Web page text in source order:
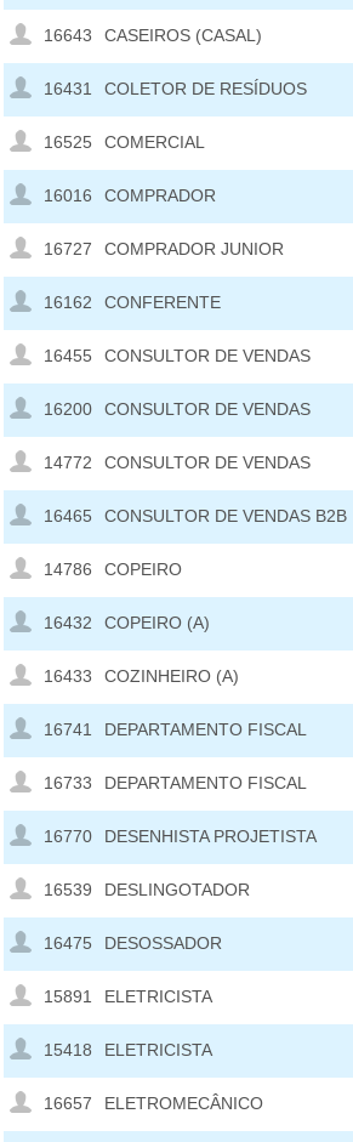
16643 CASEIROS (CASAL)
16431 COLETOR DE RESÍDUOS
16525 COMERCIAL
16016 COMPRADOR
16727 COMPRADOR JUNIOR
16162 CONFERENTE
16455 CONSULTOR DE VENDAS
16200 CONSULTOR DE VENDAS
14772 CONSULTOR DE VENDAS
16465 CONSULTOR DE VENDAS B2B
14786 COPEIRO
16432 COPEIRO (A)
16433 COZINHEIRO (A)
16741 DEPARTAMENTO FISCAL
16733 DEPARTAMENTO FISCAL
16770 DESENHISTA PROJETISTA
16539 DESLINGOTADOR
16475 DESOSSADOR
15891 ELETRICISTA
15418 ELETRICISTA
16657 ELETROMECÂNICO